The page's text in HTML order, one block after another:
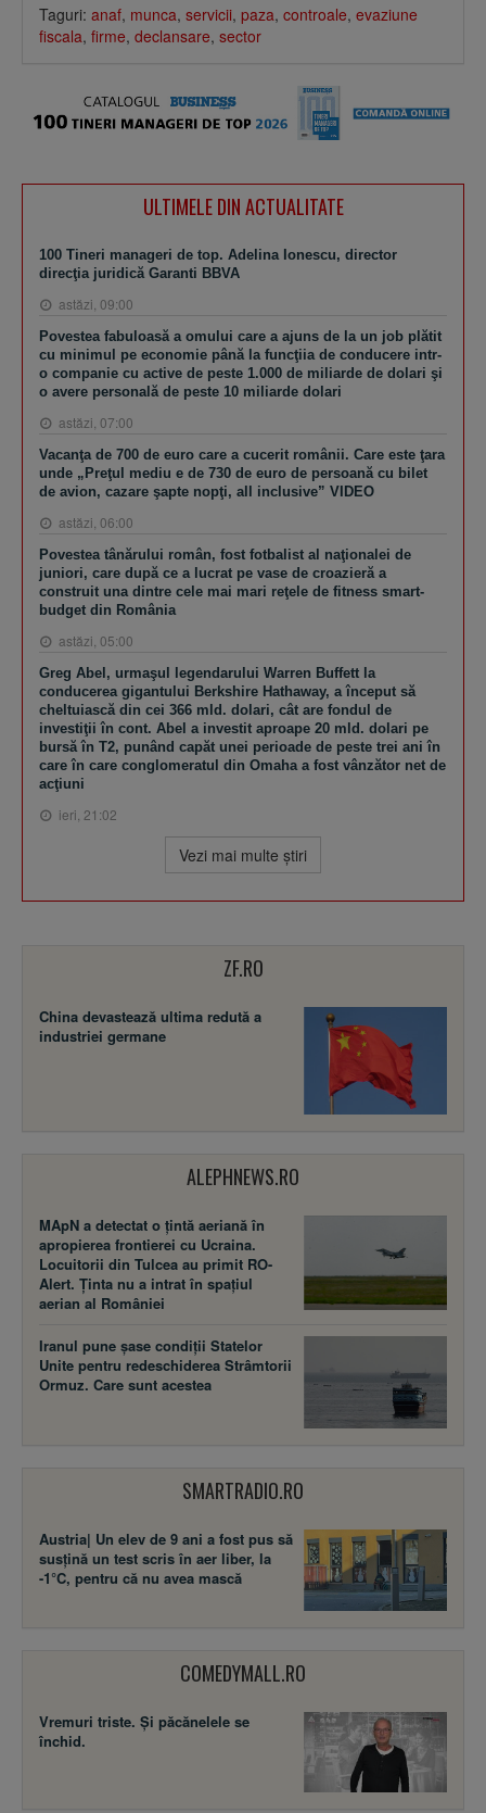
Taguri: anaf, munca, servicii, paza, controale, evaziune
fiscala, firme, declansare, sector
ULTIMELE DIN ACTUALITATE
100 Tineri manageri de top. Adelina Ionescu, director
direcţia juridică Garanti BBVA
astăzi, 09:00
Povestea fabuloasă a omului care a ajuns de la un job plătit
cu minimul pe economie până la funcţiia de conducere intr-
o companie cu active de peste 1.000 de miliarde de dolari şi
o avere personală de peste 10 miliarde dolari
astăzi, 07:00
Vacanţa de 700 de euro care a cucerit românii. Care este ţara
unde „Preţul mediu e de 730 de euro de persoană cu bilet
de avion, cazare şapte nopţi, all inclusive” VIDEO
astăzi, 06:00
Povestea tânărului român, fost fotbalist al naţionalei de
juniori, care după ce a lucrat pe vase de croazieră a
construit una dintre cele mai mari reţele de fitness smart-
budget din România
astăzi, 05:00
Greg Abel, urmaşul legendarului Warren Buffett la
conducerea gigantului Berkshire Hathaway, a început să
cheltuiască din cei 366 mld. dolari, cât are fondul de
investiţii în cont. Abel a investit aproape 20 mld. dolari pe
bursă în T2, punând capăt unei perioade de peste trei ani în
care în care conglomeratul din Omaha a fost vânzător net de
acţiuni
ieri, 21:02
Vezi mai multe ştiri
ZF.RO
China devastează ultima redută a
industriei germane
ALEPHNEWS.RO
MApN a detectat o țintă aeriană în
apropierea frontierei cu Ucraina.
Locuitorii din Tulcea au primit RO-
Alert. Ținta nu a intrat în spațiul
aerian al României
Iranul pune șase condiții Statelor
Unite pentru redeschiderea Strâmtorii
Ormuz. Care sunt acestea
SMARTRADIO.RO
Austria| Un elev de 9 ani a fost pus să
susţină un test scris în aer liber, la
-1°C, pentru că nu avea mască
COMEDYMALL.RO
Vremuri triste. Şi păcănelele se
închid.